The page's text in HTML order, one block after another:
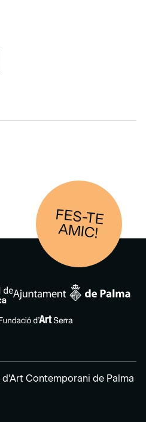
FES-TE
AM
IC!
Contemporani de Palma